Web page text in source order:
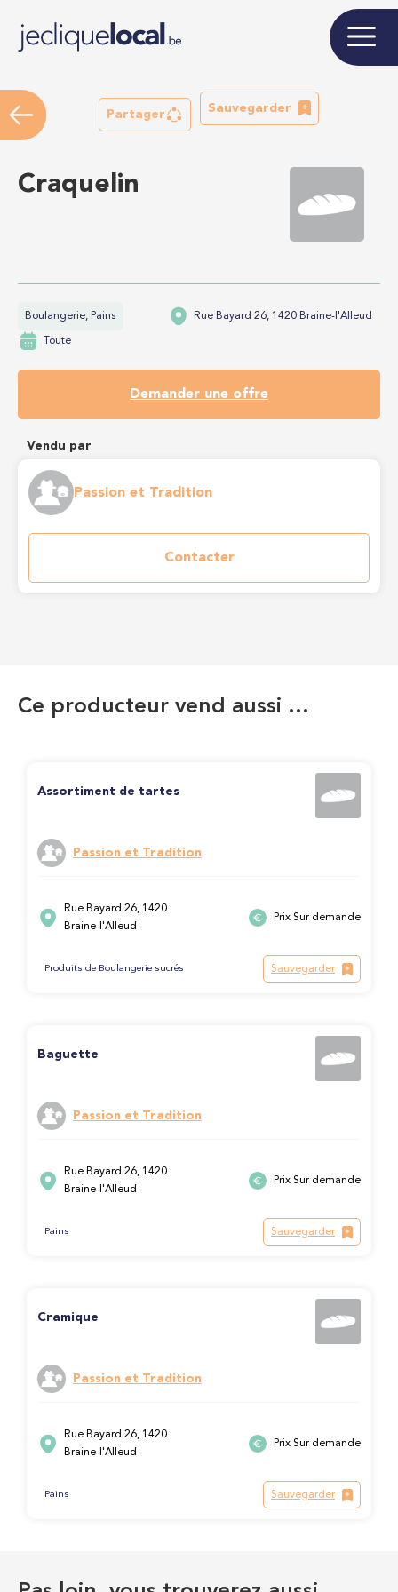
Partager
Sauvegarder
Craquelin
Boulangerie, Pains Rue Bayard 26, 1420 Braine-l'Alleud
Toute
Demander une offre
Vendu par
Passion et Tradition
Contacter
Ce producteur vend aussi …
Assortiment de tartes
Passion et Tradition
Rue Bayard 26, 1420
Braine-l'Alleud
Prix Sur demande
Produits de Boulangerie sucrés Sauvegarder
Baguette
Passion et Tradition
Rue Bayard 26, 1420
Braine-l'Alleud
Prix Sur demande
Pains Sauvegarder
Cramique
Passion et Tradition
Rue Bayard 26, 1420
Braine-l'Alleud
Prix Sur demande
Pains Sauvegarder